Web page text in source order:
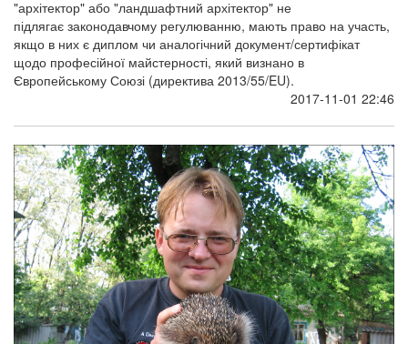
"архітектор" або "ландшафтний архітектор" не
підлягає законодавчому регулюванню, мають право на участь,
якщо в них є диплом чи аналогічний документ/сертифікат
щодо професійної майстерності, який визнано в
Європейському Союзі (директива 2013/55/EU).
2017-11-01 22:46